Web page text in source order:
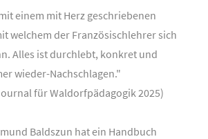
einem mit Herz geschriebenen
welchem der Französischlehrer sich
Alles ist durchlebt, konkret und
wieder-Nachschlagen."
für Waldorfpädagogik 2025)
Baldszun hat ein Handbuch